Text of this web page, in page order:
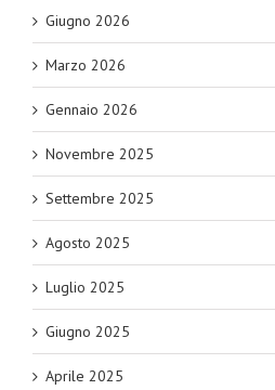
Giugno 2026
Marzo 2026
Gennaio 2026
Novembre 2025
Settembre 2025
Agosto 2025
Luglio 2025
Giugno 2025
Aprile 2025